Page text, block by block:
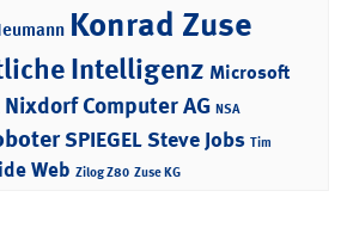
Konrad Zuse
Intelligenz Microsoft
Nixdorf Computer AG NSA
SPIEGELSteve Jobs Tim
Web Zilog Z80 Zuse KG